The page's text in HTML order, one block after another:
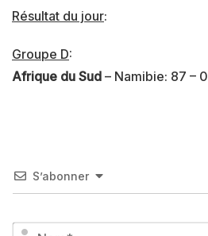
Résultat du jour:
Groupe D:
Afrique du Sud – Namibie: 87 – 0
S’abonner